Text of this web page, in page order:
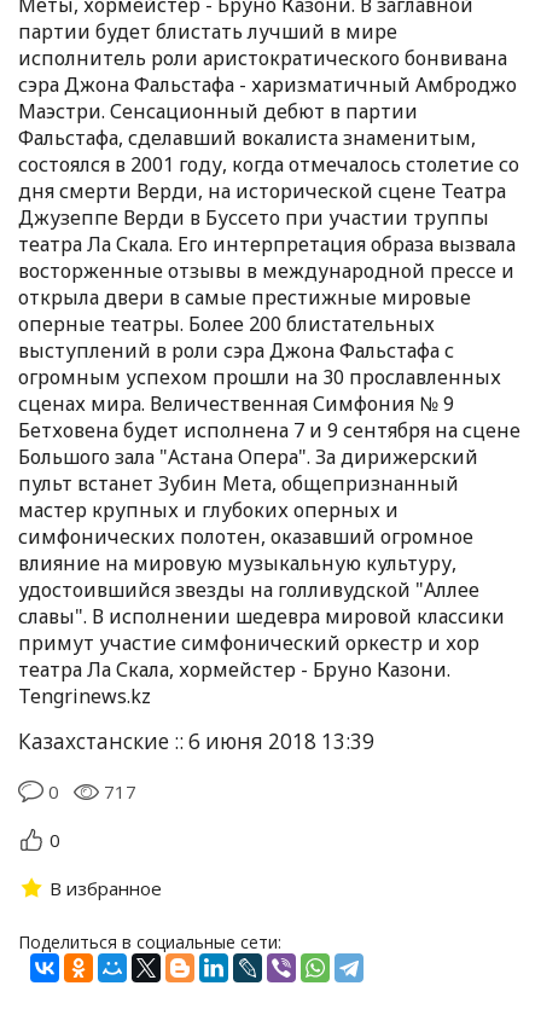
партии будет блистать лучший в мире
исполнитель роли аристократического бонвивана
сэра Джона Фальстафа - харизматичный Амброджо
Маэстри. Сенсационный дебют в партии
Фальстафа, сделавший вокалиста знаменитым,
состоялся в 2001 году, когда отмечалось столетие со
дня смерти Верди, на исторической сцене Театра
Джузеппе Верди в Буссето при участии труппы
театра Ла Скала. Его интерпретация образа вызвала
восторженные отзывы в международной прессе и
открыла двери в самые престижные мировые
оперные театры. Более 200 блистательных
выступлений в роли сэра Джона Фальстафа с
огромным успехом прошли на 30 прославленных
сценах мира. Величественная Симфония № 9
Бетховена будет исполнена 7 и 9 сентября на сцене
Большого зала "Астана Опера". За дирижерский
пульт встанет Зубин Мета, общепризнанный
мастер крупных и глубоких оперных и
симфонических полотен, оказавший огромное
влияние на мировую музыкальную культуру,
удостоившийся звезды на голливудской "Аллее
славы". В исполнении шедевра мировой классики
примут участие симфонический оркестр и хор
театра Ла Скала, хормейстер - Бруно Казони.
Tengrinews.kz
Казахстанские :: 6 июня 2018 13:39
0
717
0
В избранное
Поделиться в социальные сети: